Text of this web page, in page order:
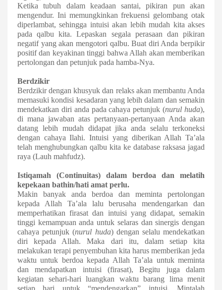
Ketika tubuh dalam keadaan santai, pikiran pun akan
mengendur. Ini memungkinkan frekuensi gelombang otak
diperlambat, sehingga intuisi akan lebih mudah kita akses
pada qalbu kita.Lepaskan segala perasaan dan pikiran
negatif yangakan mengotori qalbu. Buat diri Anda berpikir
positifdan keyakinan tinggi bahwa Allah akan memberikan
pertolongan dan petunjuk pada hamba-Nya.
Berdzikir
Berdzikir dengan khusyuk dan relaks akan membantu Anda
memasuki kondisi kesadaran yang lebih dalam dan semakin
mendekatkan diri anda pada cahaya petunjuk (nurul huda),
di mana jawaban atas pertanyaan-pertanyaan Anda akan
datang lebih mudah didapat jika anda selalu terkoneksi
dengan cahaya Ilahi. Intuisi yang diberikan Allah Ta’ala
telah menghubungkan qalbu kita ke database raksasa jagad
raya (Lauh mahfudz).
Istiqamah (Continuitas) dalam berdoa dan melatih
kepekaan bathin/hati amat perlu.
Makin banyak anda
berdoa dan meminta pertolongan
kepada Allah Ta’ala laluberusaha mendengarkan dan
memperhatikanfirasat dan intuisi yang didapat, semakin
tinggi kemampuananda untuk selaras dan sinergis dengan
cahaya petunjuk (nurul huda) dengan selalu mendekatkan
diri kepada Allah. Maka dari itu,
dalam setiap kita
melakukan terapi penyembuhan kita harus memberikan jeda
waktu untuk berdoa kepada Allah Ta’ala untuk meminta
dan mendapatkan intuisi (firasat), Begitu juga dalam
kegiatan sehari-hari luangkan waktu barang lima menit